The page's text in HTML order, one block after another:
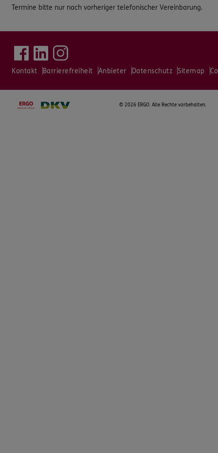
Termine bitte nur nach vorheriger telefonischer Vereinbarung.
Kontakt Barrierefreiheit Anbieter Datenschutz Sitemap
© 2026 ERGO. Alle Rechte vorbehalten.